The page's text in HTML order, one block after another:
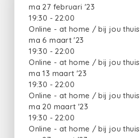
ma 27 februari '23
19:30 - 22:00
Online - at home / bij jou thuis
ma 6 maart '23
19:30 - 22:00
Online - at home / bij jou thuis
ma 13 maart '23
19:30 - 22:00
Online - at home / bij jou thuis
ma 20 maart '23
19:30 - 22:00
Online - at home / bij jou thuis